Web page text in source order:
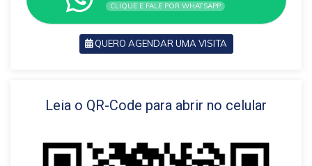
CLIQUE E FALE POR WHATSAPP
QUERO AGENDAR UMA VISITA
VOLTAR
Leia o QR-Code para abrir no celular